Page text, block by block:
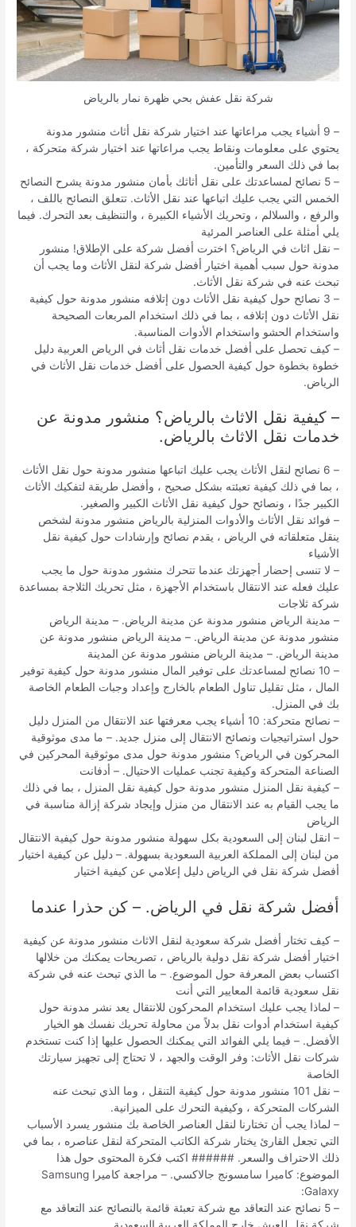
شركة نقل عفش بحي ظهرة نمار بالرياض
– 9 أشياء يجب مراعاتها عند اختيار شركة نقل أثاث منشور مدونة
يحتوي على معلومات ونقاط يجب مراعاتها عند اختيار شركة متحركة ،
بما في ذلك السعر والتأمين.
– 5 نصائح لمساعدتك على نقل أثاثك بأمان منشور مدونة يشرح النصائح
الخمس التي يجب عليك اتباعها عند نقل الأثاث. تتعلق النصائح باللف ،
والرفع ، والسلالم ، وتحريك الأشياء الكبيرة ، والتنظيف بعد التحرك. فيما
يلي أمثلة على العناصر المرئية
– نقل اثاث في الرياض؟ اخترت أفضل شركة على الإطلاق! منشور
مدونة حول سبب أهمية اختيار أفضل شركة لنقل الأثاث وما يجب أن
تبحث عنه في شركة نقل الأثاث.
– 3 نصائح حول كيفية نقل الأثاث دون إتلافه منشور مدونة حول كيفية
نقل الأثاث دون إتلافه ، بما في ذلك استخدام المربعات الصحيحة
واستخدام الحشو واستخدام الأدوات المناسبة.
– كيف تحصل على أفضل خدمات نقل أثاث في الرياض العربية دليل
خطوة بخطوة حول كيفية الحصول على أفضل خدمات نقل الأثاث في
الرياض.
– كيفية نقل الاثاث بالرياض؟ منشور مدونة عن
خدمات نقل الاثاث بالرياض.
– 6 نصائح لنقل الأثاث يجب عليك اتباعها منشور مدونة حول نقل الأثاث
، بما في ذلك كيفية تعبئته بشكل صحيح ، وأفضل طريقة لتفكيك الأثاث
الكبير جدًا ، ونصائح حول كيفية نقل الأثاث الكبير والصغير.
– فوائد نقل الأثاث والأدوات المنزلية بالرياض منشور مدونة لشخص
ينقل متعلقاته في الرياض ، يقدم نصائح وإرشادات حول كيفية نقل
الأشياء
– لا تنسى إحضار أجهزتك عندما تتحرك منشور مدونة حول ما يجب
عليك فعله عند الانتقال باستخدام الأجهزة ، مثل تحريك الثلاجة بمساعدة
شركة ثلاجات
– مدينة الرياض منشور مدونة عن مدينة الرياض. – مدينة الرياض
منشور مدونة عن مدينة الرياض. – مدينة الرياض منشور مدونة عن
مدينة الرياض. – مدينة الرياض منشور مدونة عن المدينة
– 10 نصائح لمساعدتك على توفير المال منشور مدونة حول كيفية توفير
المال ، مثل تقليل تناول الطعام بالخارج وإعداد وجبات الطعام الخاصة
بك في المنزل.
– نصائح متحركة: 10 أشياء يجب معرفتها عند الانتقال من المنزل دليل
حول استراتيجيات ونصائح الانتقال إلى منزل جديد. – ما مدى موثوقية
المحركون في الرياض؟ منشور مدونة حول مدى موثوقية المحركين في
الصناعة المتحركة وكيفية تجنب عمليات الاحتيال. – أدفانت
– كيفية نقل المنزل منشور مدونة حول كيفية نقل المنزل ، بما في ذلك
ما يجب القيام به عند الانتقال من منزل وإيجاد شركة إزالة مناسبة في
الرياض
– انقل لبنان إلى السعودية بكل سهولة منشور مدونة حول كيفية الانتقال
من لبنان إلى المملكة العربية السعودية بسهولة. – دليل عن كيفية اختيار
أفضل شركة نقل في الرياض دليل إعلامي عن كيفية اختيار
أفضل شركة نقل في الرياض. – كن حذرا عندما
– كيف تختار أفضل شركة سعودية لنقل الاثاث منشور مدونة عن كيفية
اختيار أفضل شركة نقل دولية بالرياض ، تصريحات يمكنك من خلالها
اكتساب بعض المعرفة حول الموضوع. – ما الذي تبحث عنه في شركة
نقل سعودية قائمة المعايير التي أنت
– لماذا يجب عليك استخدام المحركون للانتقال يعد نشر مدونة حول
كيفية استخدام أدوات نقل بدلاً من محاولة تحريك نفسك هو الخيار
الأفضل. – فيما يلي الفوائد التي يمكنك الحصول عليها إذا كنت تستخدم
شركات نقل الأثاث: وفر الوقت والجهد ، لا تحتاج إلى تجهيز سيارتك
الخاصة
– نقل 101 منشور مدونة حول كيفية التنقل ، وما الذي تبحث عنه
الشركات المتحركة ، وكيفية التحرك على الميزانية.
– لماذا يجب أن تختارنا لنقل العناصر الخاصة بك منشور يسرد الأسباب
التي تجعل القارئ يختار شركة الكاتب المتحركة لنقل عناصره ، بما في
ذلك الاحتراف والسعر. ###### اكتب فكرة المحتوى حول هذا
الموضوع: كاميرا سامسونج جالاكسي. – مراجعة كاميرا Samsung
Galaxy:
– 5 نصائح عند التعاقد مع شركة تعبئة قائمة بالنصائح عند التعاقد مع